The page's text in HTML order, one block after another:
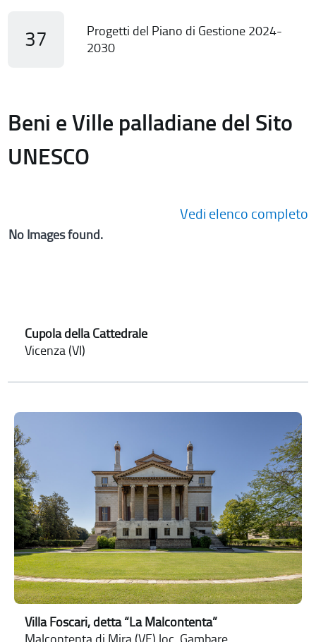
37
Progetti del Piano di Gestione 2024-
2030
Beni e Ville palladiane del Sito
UNESCO
Vedi elenco completo
No Images found.
Cupola della Cattedrale
Vicenza (VI)
Villa Foscari, detta “La Malcontenta”
Malcontenta di Mira (VE) loc. Gambare